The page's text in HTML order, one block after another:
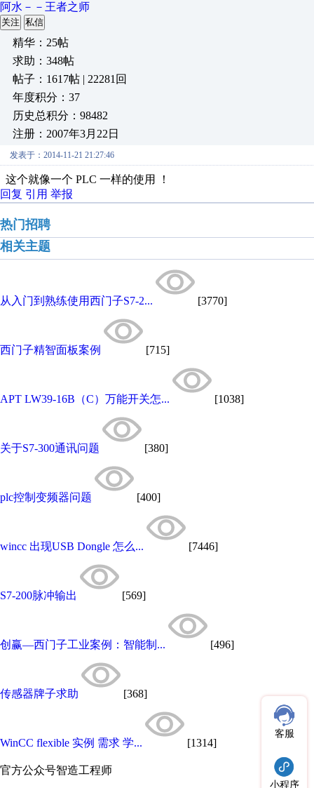
阿水－－王者之师
关注 私信
精华：25帖
求助：348帖
帖子：1617帖 | 22281回
年度积分：37
历史总积分：98482
注册：2007年3月22日
发表于：2014-11-21 21:27:46
这个就像一个 PLC 一样的使用 ！
回复 引用 举报
热门招聘
相关主题
从入门到熟练使用西门子S7-2... [3770]
西门子精智面板案例 [715]
APT LW39-16B（C）万能开关怎... [1038]
关于S7-300通讯问题 [380]
plc控制变频器问题 [400]
wincc 出现USB Dongle 怎么... [7446]
S7-200脉冲输出 [569]
创赢—西门子工业案例：智能制... [496]
传感器牌子求助 [368]
WinCC flexible 实例 需求 学... [1314]
官方公众号智造工程师
客服
小程序